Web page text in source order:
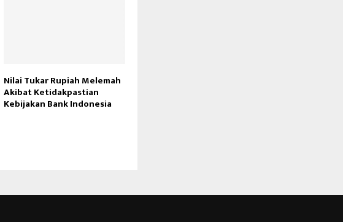
Nilai Tukar Rupiah Melemah
Akibat Ketidakpastian
Kebijakan Bank Indonesia